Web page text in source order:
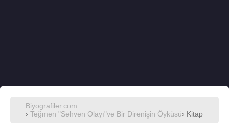
Biyografiler.com
› Teğmen "Sehven Olayı"ve Bir Direnişin Öyküsü› Kitap